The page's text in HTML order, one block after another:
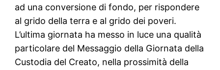
ad una conversione di fondo, per rispondere
al grido della terra e al grido dei poveri.
L’ultima giornata ha messo in luce una qualità
particolare del Messaggio della Giornata della
Custodia del Creato, nella prossimità della